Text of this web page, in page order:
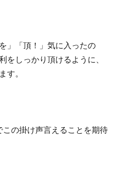
」「頂！」気に入ったの
をしっかり頂けるように、
す。
この掛け声言えることを期待